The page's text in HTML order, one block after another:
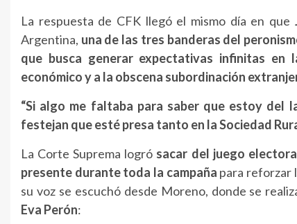
La respuesta de CFK llegó el mismo día en que
Argentina, una de las tres banderas del
que busca generar expectativas infinitas en
económico y a la obscena subordinación
“Si algo me faltaba para saber que estoy
festejan que esté presa tanto en la Sociedad
La Corte Suprema logró sacar del juego
presente durante toda la campaña para reforzar
su voz se escuchó desde Moreno, donde se
Eva Perón: